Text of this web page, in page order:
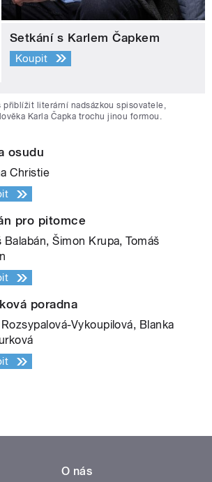
Setkání s Karlem Čapkem
Koupit
přiblížit literární nadsázkou spisovatele,
Karla Čapka trochu jinou formou.
osudu
Christie
pro pitomce
Balabán, Šimon Krupa, Tomáš
poradna
Vykoupilová, Blanka
O nás